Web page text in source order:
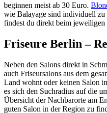
beginnen meist ab 30 Euro.
wie Balayage sind individuell zu
findest du direkt beim jeweiligen
Friseure Berlin –
Neben den Salons direkt in
auch Friseursalons aus dem
Land wohnt oder keinen Salon
es sich den Suchradius auf die
Übersicht der Nachbarorte am
guten Salon in der Region zu